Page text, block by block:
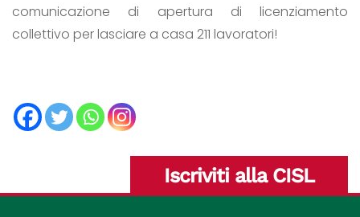
comunicazione di apertura di licenziamento
collettivo per lasciare a casa 211 lavoratori!
Iscriviti alla CISL